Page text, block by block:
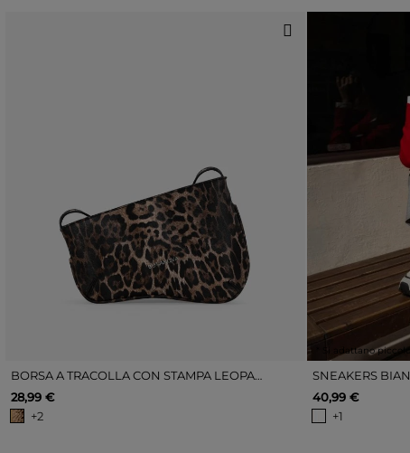
BORSA A TRACOLLA CON STAMPA LEOPARDATA E CERNIERA
28,99 €
+2
* Si adattano piccolo
40,99 €
+1